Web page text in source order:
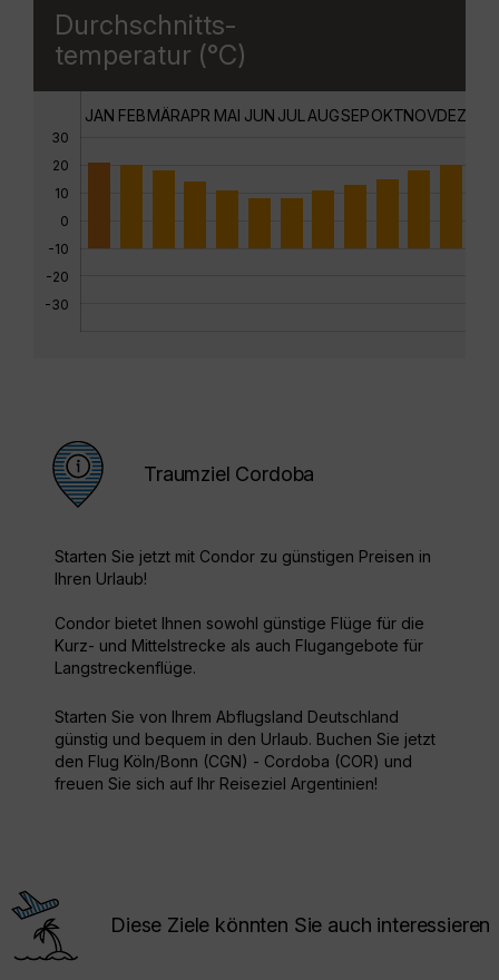
Durchschnitts-
temperatur (°C)
30
20
10
0
-10
-20
-30
JAN FEBMÄRAPR MAI JUN JUL AUGSEPOKTNOVDEZ
Traumziel Cordoba
Starten Sie jetzt mit Condor zu günstigen Preisen in
Ihren Urlaub!
Condor bietet Ihnen sowohl günstige Flüge für die
Kurz- und Mittelstrecke als auch Flugangebote für
Langstreckenflüge.
Starten Sie von Ihrem Abflugsland Deutschland
günstig und bequem in den Urlaub. Buchen Sie jetzt
den Flug Köln/Bonn (CGN) - Cordoba (COR) und
freuen Sie sich auf Ihr Reiseziel Argentinien!
Diese Ziele könnten Sie auch interessieren